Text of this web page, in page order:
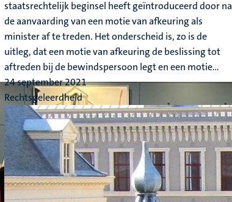
staatsrechtelijk beginsel heeft geïntroduceerd door na
de aanvaarding van een motie van afkeuring als
minister af te treden. Het onderscheid is, zo is de
uitleg, dat een motie van afkeuring de beslissing tot
aftreden bij de bewindspersoon legt en een motie...
24 september 2021
Rechtsgeleerdheid